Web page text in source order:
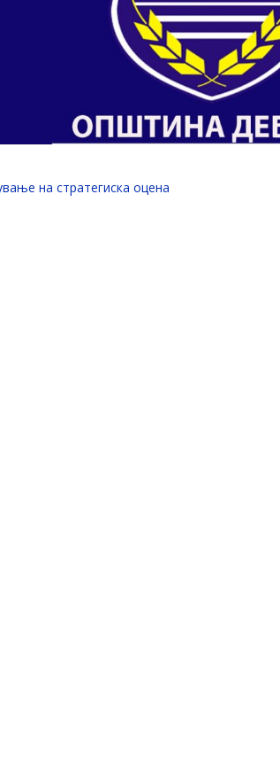
на стратегиска оцена